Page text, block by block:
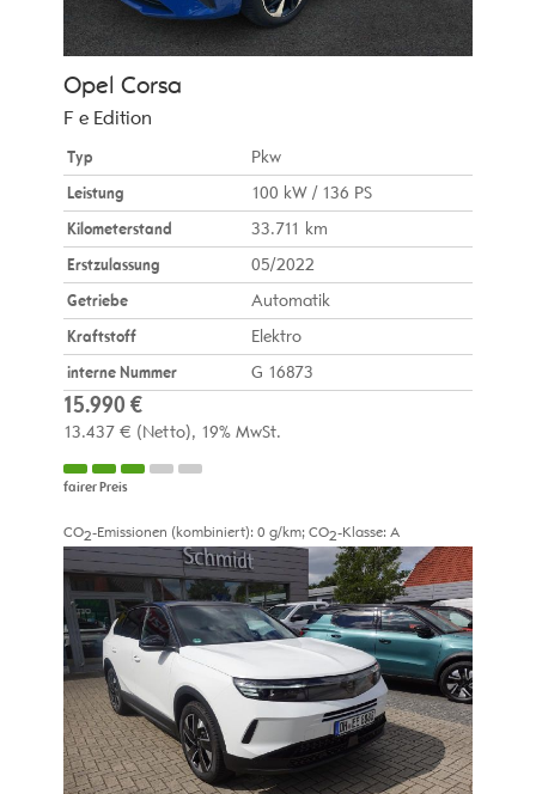
Opel Corsa
F e Edition
Typ
Pkw
Leistung
100 kW / 136 PS
Kilometerstand
33.711 km
Erstzulassung
05/2022
Getriebe
Automatik
Kraftstoff
Elektro
interne Nummer
G 16873
15.990 €
13.437 € (Netto) 19% MwSt.
fairer Preis
CO2-Emissionen (kombiniert): 0 g/km; CO2-Klasse: A